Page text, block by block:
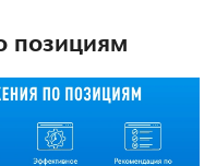
позициям